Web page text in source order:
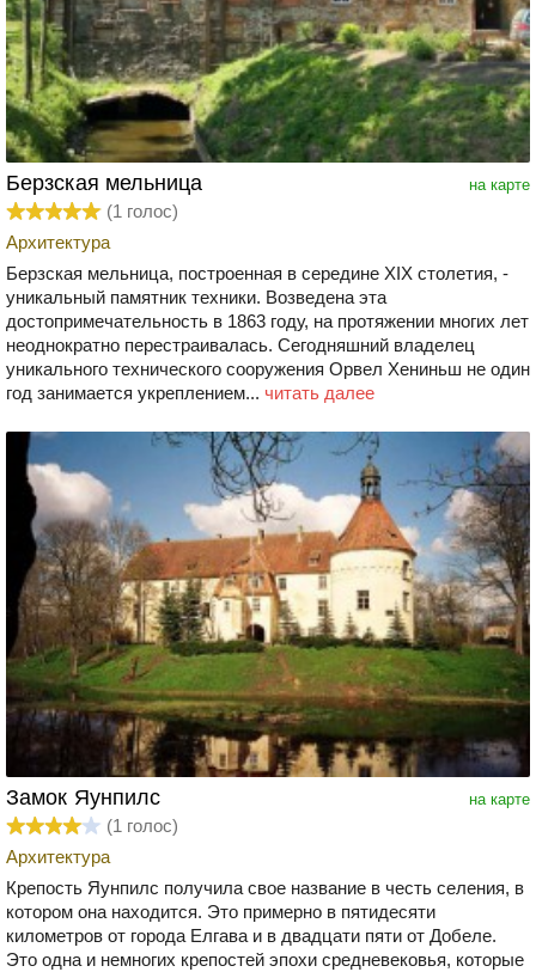
на карте
Берзская мельница
(1 голос)
Архитектура
Берзская мельница, построенная в середине XIX столетия, -
уникальный памятник техники. Возведена эта
достопримечательность в 1863 году, на протяжении многих лет
неоднократно перестраивалась. Сегодняшний владелец
уникального технического сооружения Орвел Хениньш не один
год занимается укреплением... читать далее
на карте
Замок Яунпилс
(1 голос)
Архитектура
Крепость Яунпилс получила свое название в честь селения, в
котором она находится. Это примерно в пятидесяти
километров от города Елгава и в двадцати пяти от Добеле.
Это одна и немногих крепостей эпохи средневековья, которые